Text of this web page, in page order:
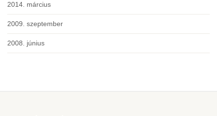
2014. március
2009. szeptember
2008. június